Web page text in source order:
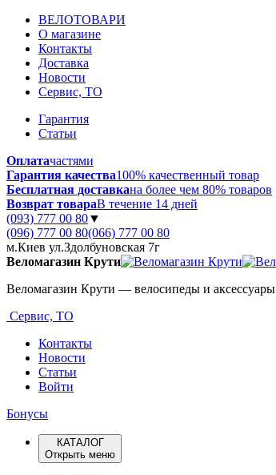
ВЕЛОТОВАРИ
О магазине
Контакты
Доставка
Новости
Сервис, ТО
Гарантия
Статьи
Оплатачастями
Гарантия качества100% качественный товар
Бесплатная доставкана более чем 80% товаров
Возврат товараВ течение 14 дней
(093) 777 00 80▼
(096) 777 00 80(066) 777 00 80
м.Киев ул.Здолбуновская 7г
Веломагазин Крути
Веломагазин Крути — велосипеды и аксессуары
Сервис, ТО
Контакты
Новости
Статьи
Войти
Бонусы
КАТАЛОГ
Открыть меню